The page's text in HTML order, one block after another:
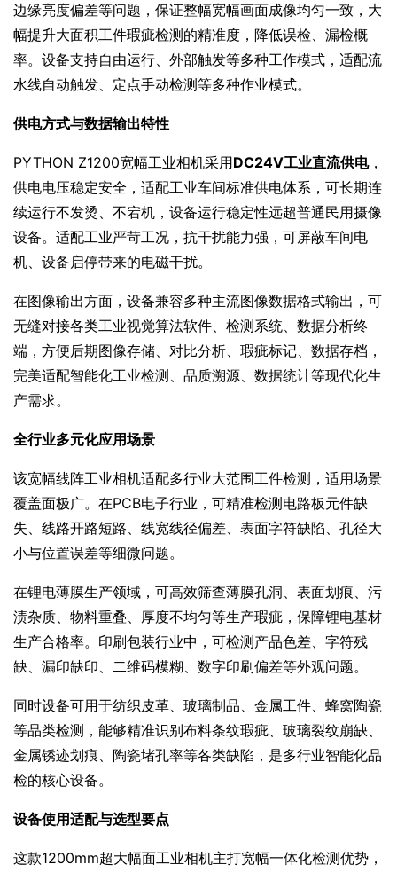
边缘亮度偏差等问题，保证整幅宽幅画面成像均匀一致，大
幅提升大面积工件瑕疵检测的精准度，降低误检、漏检概
率。设备支持自由运行、外部触发等多种工作模式，适配流
水线自动触发、定点手动检测等多种作业模式。
供电方式与数据输出特性
PYTHON Z1200宽幅工业相机采用DC24V工业直流供电，
供电电压稳定安全，适配工业车间标准供电体系，可长期连
续运行不发烫、不宕机，设备运行稳定性远超普通民用摄像
设备。适配工业严苛工况，抗干扰能力强，可屏蔽车间电
机、设备启停带来的电磁干扰。
在图像输出方面，设备兼容多种主流图像数据格式输出，可
无缝对接各类工业视觉算法软件、检测系统、数据分析终
端，方便后期图像存储、对比分析、瑕疵标记、数据存档，
完美适配智能化工业检测、品质溯源、数据统计等现代化生
产需求。
全行业多元化应用场景
该宽幅线阵工业相机适配多行业大范围工件检测，适用场景
覆盖面极广。在PCB电子行业，可精准检测电路板元件缺
失、线路开路短路、线宽线径偏差、表面字符缺陷、孔径大
小与位置误差等细微问题。
在锂电薄膜生产领域，可高效筛查薄膜孔洞、表面划痕、污
渍杂质、物料重叠、厚度不均匀等生产瑕疵，保障锂电基材
生产合格率。印刷包装行业中，可检测产品色差、字符残
缺、漏印缺印、二维码模糊、数字印刷偏差等外观问题。
同时设备可用于纺织皮革、玻璃制品、金属工件、蜂窝陶瓷
等品类检测，能够精准识别布料条纹瑕疵、玻璃裂纹崩缺、
金属锈迹划痕、陶瓷堵孔率等各类缺陷，是多行业智能化品
检的核心设备。
设备使用适配与选型要点
这款1200mm超大幅面工业相机主打宽幅一体化检测优势，